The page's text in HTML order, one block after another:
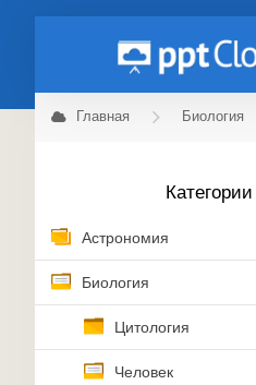
Главная Биология
Категории
Астрономия
Биология
Цитология
Человек